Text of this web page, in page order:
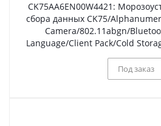
CK75AA6EN00W4421: Морозоустойчивый терминал
сбора данных CK75/
Camera/802.11abgn/
Language/Client Pack/Cold
Под заказ